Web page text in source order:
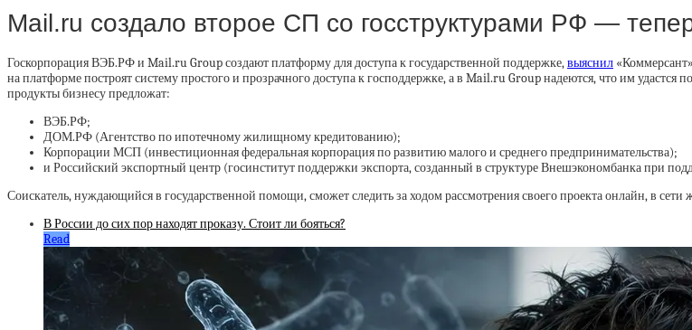
Mail.ru создало второе СП со госструктурами РФ —
Госкорпорация ВЭБ.РФ и Mail.ru Group создают платформу для доступа к государственной поддержке,выяснил
на платформе построят систему простого и прозрачного доступа к господдержке, а в Mail.ru Group надеются, что им удастся
продукты бизнесу предложат:
ВЭБ.РФ;
ДОМ.РФ (Агентство по ипотечному жилищному кредитованию);
Корпорации МСП (инвестиционная федеральная корпорация по развитию малого и среднего предпринимательства);
и Российский экспортный центр (госинститут поддержки экспорта, созданный в структуре Внешэкономбанка при
Соискатель, нуждающийся в государственной помощи, сможет следить за ходом рассмотрения своего проекта онлайн, в
В России до сих пор находят проказу. Стоит ли бояться?
Read